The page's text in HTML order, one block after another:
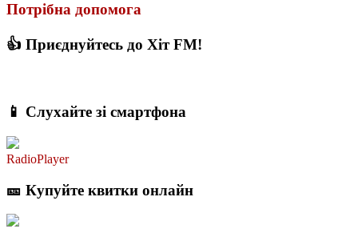
Потрібна допомога
👍 Приєднуйтесь до Хіт FM!
📱 Слухайте зі смартфона
RadioPlayer
🎫 Купуйте квитки онлайн